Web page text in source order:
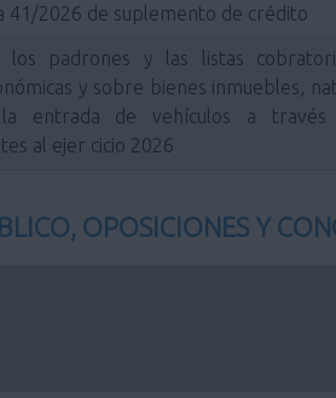
41/2026 de suplemento de crédito
los padrones y las listas
y sobre bienes inmuebles,
entrada de vehículos a través
al ejer cicio 2026
OPOSICIONES Y